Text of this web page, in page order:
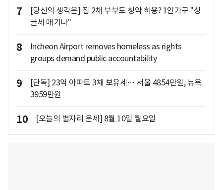
7
[당신의 생각은] 집 2채 부부도 청약 허용? 1인가구 "싱
글세 매기나"
8
Incheon Airport removes homeless as rights
groups demand public accountability
9
[단독] 23억 아파트 3채 보유세… 서울 4854만원, 뉴욕
3959만원
10 [오늘의 별자리 운세] 8월 10일 월요일